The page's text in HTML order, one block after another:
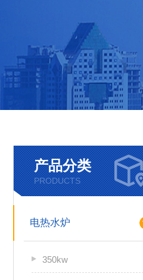
产品分类
PRODUCTS
电热水炉
350kw